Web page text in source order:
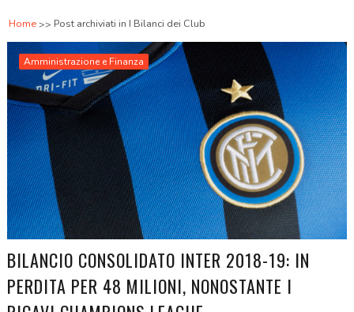
Home Post archiviati in I Bilanci dei Club
Amministrazione e Finanza
BILANCIO CONSOLIDATO INTER 2018-19: IN
PERDITA PER 48 MILIONI, NONOSTANTE I